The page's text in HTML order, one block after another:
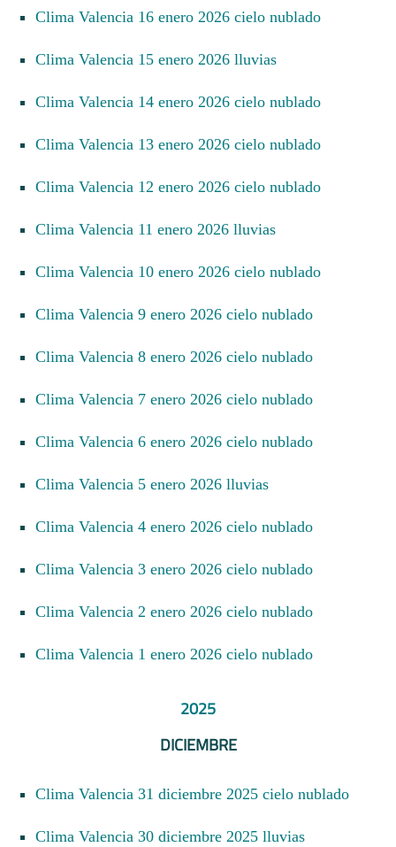
Clima Valencia 16 enero 2026 cielo nublado
Clima Valencia 15 enero 2026 lluvias
Clima Valencia 14 enero 2026 cielo nublado
Clima Valencia 13 enero 2026 cielo nublado
Clima Valencia 12 enero 2026 cielo nublado
Clima Valencia 11 enero 2026 lluvias
Clima Valencia 10 enero 2026 cielo nublado
Clima Valencia 9 enero 2026 cielo nublado
Clima Valencia 8 enero 2026 cielo nublado
Clima Valencia 7 enero 2026 cielo nublado
Clima Valencia 6 enero 2026 cielo nublado
Clima Valencia 5 enero 2026 lluvias
Clima Valencia 4 enero 2026 cielo nublado
Clima Valencia 3 enero 2026 cielo nublado
Clima Valencia 2 enero 2026 cielo nublado
Clima Valencia 1 enero 2026 cielo nublado
2025
DICIEMBRE
Clima Valencia 31 diciembre 2025 cielo nublado
Clima Valencia 30 diciembre 2025 lluvias